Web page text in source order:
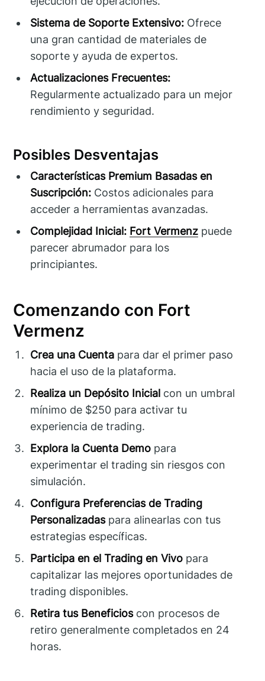
Sistema de Soporte Extensivo: Ofrece
una gran cantidad de materiales de
soporte y ayuda de expertos.
Actualizaciones Frecuentes:
Regularmente actualizado para un mejor
rendimiento y seguridad.
Posibles Desventajas
Características Premium Basadas en
Suscripción: Costos adicionales para
acceder a herramientas avanzadas.
Complejidad Inicial: Fort Vermenz puede
parecer abrumador para los
principiantes.
Comenzando con Fort
Vermenz
Crea una Cuenta para dar el primer paso
hacia el uso de la plataforma.
Realiza un Depósito Inicial con un umbral
mínimo de $250 para activar tu
experiencia de trading.
Explora la Cuenta Demo para
experimentar el trading sin riesgos con
simulación.
Configura Preferencias de Trading
Personalizadaspara alinearlas con tus
estrategias específicas.
Participa en el Trading en Vivo para
capitalizar las mejores oportunidades de
trading disponibles.
Retira tus Beneficioscon procesos de
retiro generalmente completados en 24
horas.